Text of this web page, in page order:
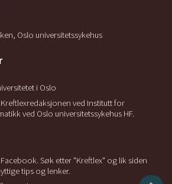
Oslo universitetssykehus
i Oslo
ved Institutt for
ved Oslo universitetssykehus HF.
Søk etter "Kreftlex" og lik siden
tips og lenker.